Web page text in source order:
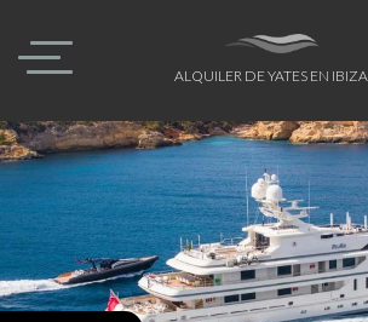
content
ALQUILER DE YATES EN IBIZA